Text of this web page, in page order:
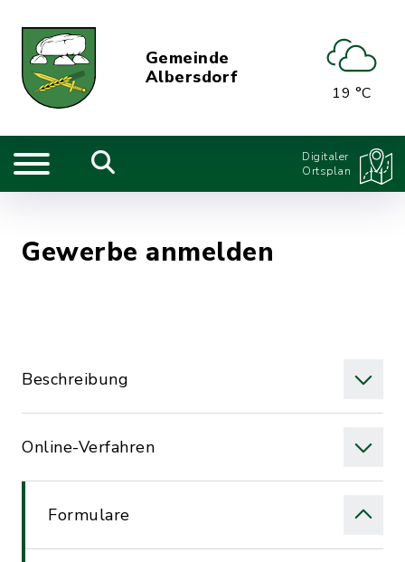
Gemeinde
Albersdorf
19 °C
Digitaler
Ortsplan
Gewerbe anmelden
Beschreibung
Online-Verfahren
Formulare